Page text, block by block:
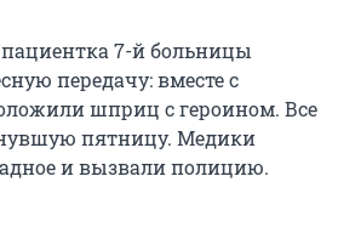
7-й больницы
передачу: вместе с
шприц с героином. Все
пятницу. Медики
и вызвали полицию.